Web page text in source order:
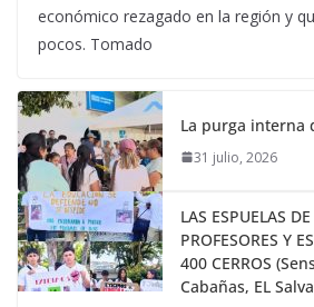
económico rezagado en la región y
pocos. Tomado
La purga interna
31 julio, 2026
LAS ESPUELAS
PROFESORES Y
400 CERROS
Cabañas, EL